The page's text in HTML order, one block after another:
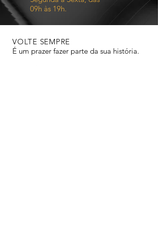
09h às 19h.
VOLTE SEMPRE
É um prazer fazer parte da sua história.